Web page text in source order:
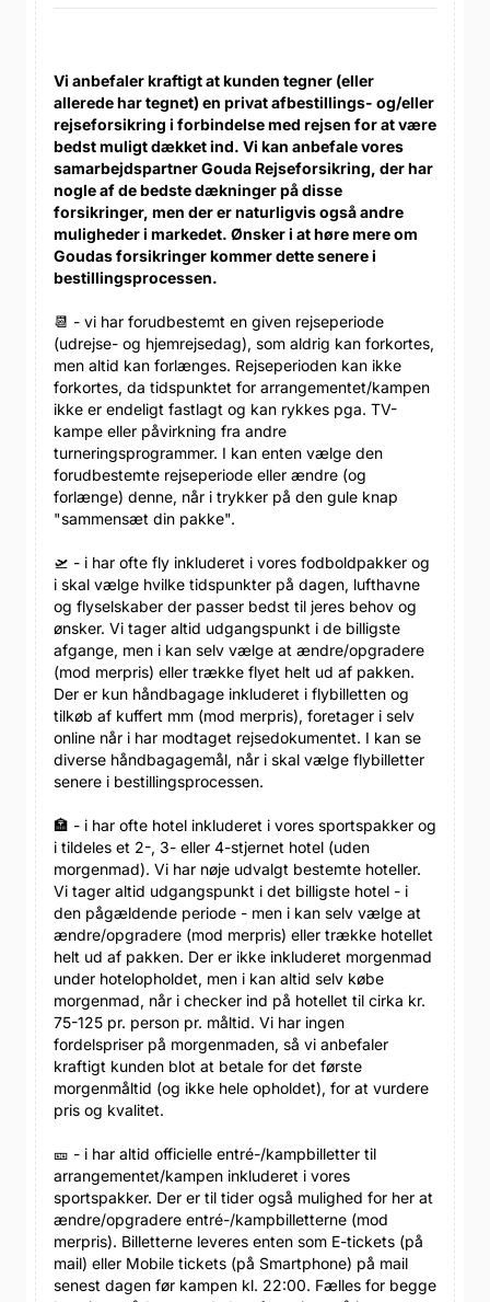
Vi anbefaler kraftigt at kunden tegner (eller
allerede har tegnet) en privat afbestillings- og/eller
rejseforsikring i forbindelse med rejsen for at være
bedst muligt dækket ind. Vi kan anbefale vores
samarbejdspartner Gouda Rejseforsikring, der har
nogle af de bedste dækninger på disse
forsikringer, men der er naturligvis også andre
muligheder i markedet. Ønsker i at høre mere om
Goudas forsikringer kommer dette senere i
bestillingsprocessen.
📆 - vi har forudbestemt en given rejseperiode
(udrejse- og hjemrejsedag), som aldrig kan forkortes,
men altid kan forlænges. Rejseperioden kan ikke
forkortes, da tidspunktet for arrangementet/kampen
ikke er endeligt fastlagt og kan rykkes pga. TV-
kampe eller påvirkning fra andre
turneringsprogrammer. I kan enten vælge den
forudbestemte rejseperiode eller ændre (og
forlænge) denne, når i trykker på den gule knap
"sammensæt din pakke".
🛫 - i har ofte fly inkluderet i vores fodboldpakker og
i skal vælge hvilke tidspunkter på dagen, lufthavne
og flyselskaber der passer bedst til jeres behov og
ønsker. Vi tager altid udgangspunkt i de billigste
afgange, men i kan selv vælge at ændre/opgradere
(mod merpris) eller trække flyet helt ud af pakken.
Der er kun håndbagage inkluderet i flybilletten og
tilkøb af kuffert mm (mod merpris), foretager i selv
online når i har modtaget rejsedokumentet. I kan se
diverse håndbagagemål, når i skal vælge flybilletter
senere i bestillingsprocessen.
🏣 - i har ofte hotel inkluderet i vores sportspakker og
i tildeles et 2-, 3- eller 4-stjernet hotel (uden
morgenmad). Vi har nøje udvalgt bestemte hoteller.
Vi tager altid udgangspunkt i det billigste hotel - i
den pågældende periode - men i kan selv vælge at
ændre/opgradere (mod merpris) eller trække hotellet
helt ud af pakken. Der er ikke inkluderet morgenmad
under hotelopholdet, men i kan altid selv købe
morgenmad, når i checker ind på hotellet til cirka kr.
75-125 pr. person pr. måltid. Vi har ingen
fordelspriser på morgenmaden, så vi anbefaler
kraftigt kunden blot at betale for det første
morgenmåltid (og ikke hele opholdet), for at vurdere
pris og kvalitet.
🎫 - i har altid officielle entré-/kampbilletter til
arrangementet/kampen inkluderet i vores
sportspakker. Der er til tider også mulighed for her at
ændre/opgradere entré-/kampbilletterne (mod
merpris). Billetterne leveres enten som E-tickets (på
mail) eller Mobile tickets (på Smartphone) på mail
senest dagen før kampen kl. 22:00. Fælles for begge